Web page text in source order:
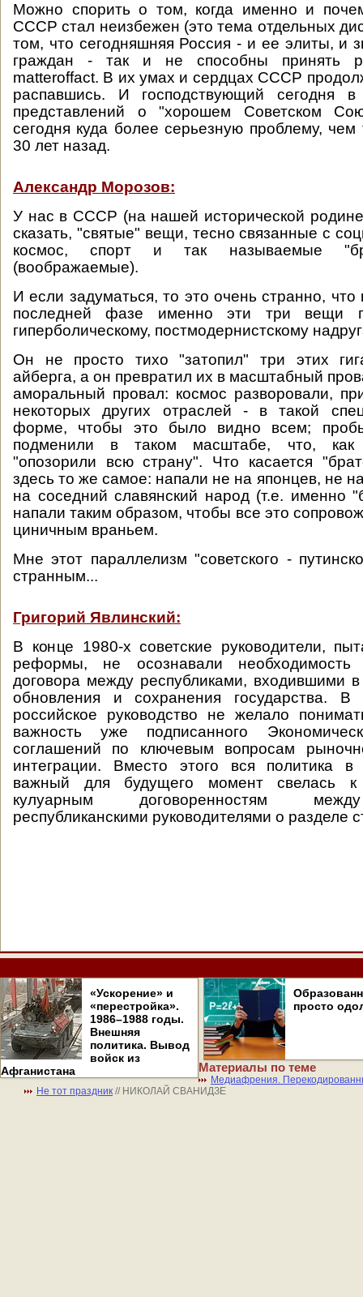
Можно спорить о том, когда именно и
СССР стал неизбежен (это тема отдельных
том, что сегодняшняя Россия - и ее элиты, и
граждан - так и не способны принять
matteroffact. В их умах и сердцах СССР
распавшись. И господствующий сегодня в
представлений о "хорошем Советском
сегодня куда более серьезную проблему,
30 лет назад.
Александр Морозов:
У нас в СССР (на нашей исторической
сказать, "святые" вещи, тесно связанные с
космос, спорт и так называемые
(воображаемые).
И если задуматься, то это очень странно, что
последней фазе именно эти три вещи
гиперболическому, постмодернистскому
Он не просто тихо "затопил" три этих
айберга, а он превратил их в масштабный
аморальный провал: космос разворовали,
некоторых других отраслей - в такой
форме, чтобы это было видно всем; пробы
подменили в таком масштабе, что, как
"опозорили всю страну". Что касается
здесь то же самое: напали не на японцев, не
на соседний славянский народ (т.е. именно
напали таким образом, чтобы все это
циничным враньем.
Мне этот параллелизм "советского -
странным...
Григорий Явлинский:
В конце 1980-х советские руководители,
реформы, не осознавали необходимость
договора между республиками, входившими
обновления и сохранения государства.
российское руководство не желало
важность уже подписанного
соглашений по ключевым вопросам
интеграции. Вместо этого вся политика в
важный для будущего момент свелась к
кулуарным договоренностям
республиканскими руководителями о разделе
«Ускорение» и
«перестройка».
1986–1988 годы.
Внешняя
политика. Вывод
войск из
Афганистана
просто
Материалы по теме
Медиафрения.
Не тот праздник // НИКОЛАЙ СВАНИДЗЕ